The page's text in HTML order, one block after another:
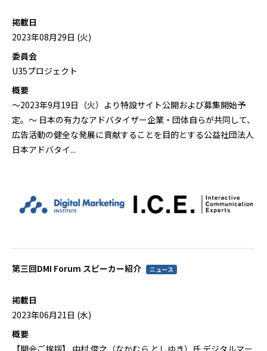
掲載日
2023年08月29日 (火)
委員会
U35プロジェクト
概要
～2023年9月19日（火）より特設サイト公開および募集開始予
定。～ 日本の有力なアドバタイザー企業・団体自らが共同して、
広告活動の健全な発展に貢献することを目的とする公益社団法人
日本アドバタイ...
第三回DMI Forum スピーカー紹介 ニュース
掲載日
2023年06月21日 (水)
概要
【開会ご挨拶】 中村 俊之（なかむら としゆき）氏 デジタルマー